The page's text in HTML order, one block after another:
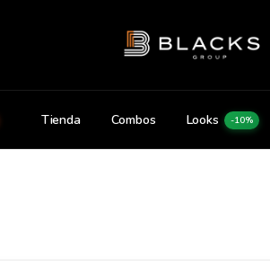
Tienda Combos Looks -10%